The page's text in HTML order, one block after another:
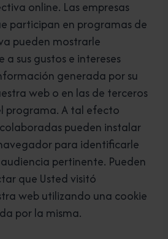
online. Las empresas
participan en programas de
pueden mostrarle
a sus gustos e intereses
generada por su
web o en las de terceros
programa. A tal efecto
pueden instalar
para identificarle
pertinente. Pueden
que Usted visitó
web utilizando una cookie
por la misma.